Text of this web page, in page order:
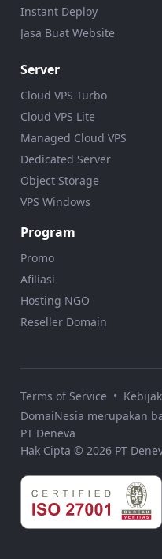
Instant Deploy
Jasa Buat Website
Server
Cloud VPS Turbo
Cloud VPS Lite
Managed Cloud VPS
Dedicated Server
Object Storage
VPS Windows
Program
Promo
Afiliasi
Hosting NGO
Reseller Domain
Terms of Service •
DomaiNesia merupakan
PT Deneva
Hak Cipta © 2026 PT